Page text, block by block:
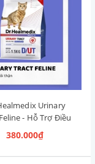
Urinary
- Hỗ Trợ Điều
Thận & Giảm Stress
cho Mèo 1.5kg
380.000₫